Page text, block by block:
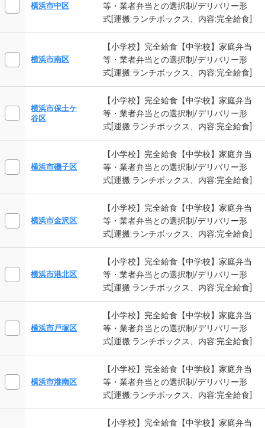
横浜市中区
等・業者弁当との選択制/デリバリー形
式[運搬:ランチボックス、内容:完全給食]
横浜市南区
【小学校】完全給食【中学校】家庭弁当
等・業者弁当との選択制/デリバリー形
式[運搬:ランチボックス、内容:完全給食]
横浜市保土ケ
谷区
【小学校】完全給食【中学校】家庭弁当
等・業者弁当との選択制/デリバリー形
式[運搬:ランチボックス、内容:完全給食]
横浜市磯子区
【小学校】完全給食【中学校】家庭弁当
等・業者弁当との選択制/デリバリー形
式[運搬:ランチボックス、内容:完全給食]
横浜市金沢区
【小学校】完全給食【中学校】家庭弁当
等・業者弁当との選択制/デリバリー形
式[運搬:ランチボックス、内容:完全給食]
横浜市港北区
【小学校】完全給食【中学校】家庭弁当
等・業者弁当との選択制/デリバリー形
式[運搬:ランチボックス、内容:完全給食]
横浜市戸塚区
【小学校】完全給食【中学校】家庭弁当
等・業者弁当との選択制/デリバリー形
式[運搬:ランチボックス、内容:完全給食]
横浜市港南区
【小学校】完全給食【中学校】家庭弁当
等・業者弁当との選択制/デリバリー形
式[運搬:ランチボックス、内容:完全給食]
【小学校】完全給食【中学校】家庭弁当